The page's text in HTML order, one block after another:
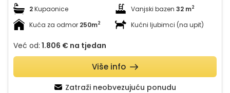
2Kupaonice Vanjski bazen 32 m2
Kuća za odmor 250m2 Kućni ljubimci (na upit)
Već od: 1.806 € na tjedan
Zatraži neobvezujuću ponudu
Više info